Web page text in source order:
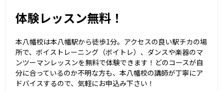
体験レッスン無料！
本八幡校は本八幡駅から徒歩1分。アクセスの良い駅チカの場
所で、ボイストレーニング（ボイトレ）、ダンスや楽器のマ
ンツーマンレッスンを無料で体験できます！どのコースが自
分に合っているのか不明な方も、本八幡校の講師が丁寧にア
ドバイスするので、気軽にお申込み下さい！